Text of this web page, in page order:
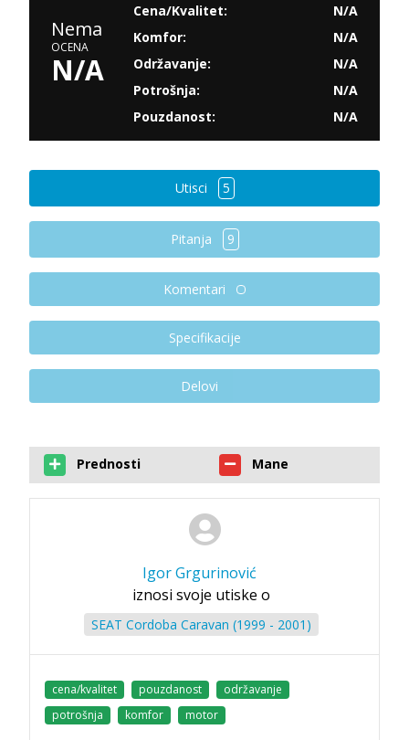
Nema
OCENA
N/A
Cena/Kvalitet:
N/A
Komfor:
N/A
Održavanje:
N/A
Potrošnja:
N/A
Pouzdanost:
N/A
Utisci 5
Pitanja 9
Komentari
Specifikacije
Delovi
Prednosti Mane
Igor Grgurinović
iznosi svoje utiske o
SEAT Cordoba Caravan (1999 - 2001)
cena/kvalitet pouzdanost
održavanje
potrošnja
komfor motor